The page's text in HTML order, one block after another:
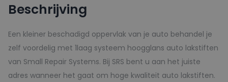
Beschrijving
Een kleiner beschadigd oppervlak van je auto behandel je
zelf voordelig met 1laag systeem hoogglans auto lakstiften
van Small Repair Systems. Bij SRS bent u aan het juiste
adres wanneer het gaat om hoge kwaliteit auto lakstiften.